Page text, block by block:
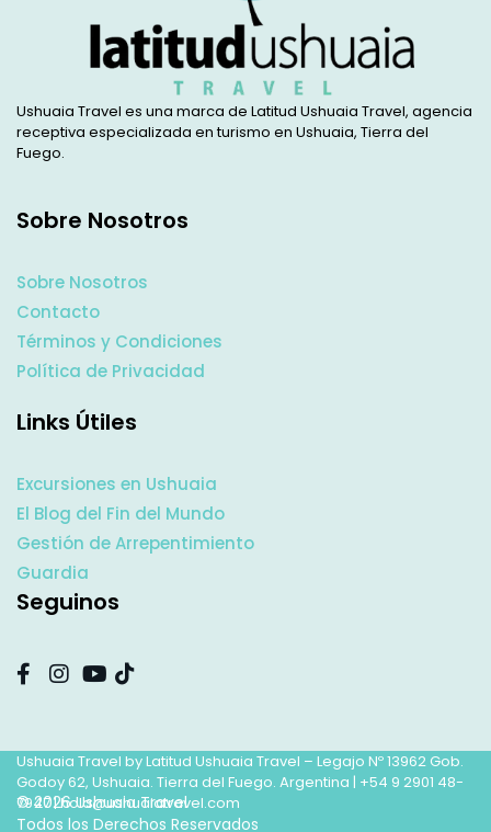
Ushuaia Travel es una marca de Latitud Ushuaia Travel, agencia
receptiva especializada en turismo en Ushuaia, Tierra del
Fuego.
Sobre Nosotros
Sobre Nosotros
Contacto
Términos y Condiciones
Política de Privacidad
Links Útiles
Excursiones en Ushuaia
El Blog del Fin del Mundo
Gestión de Arrepentimiento
Guardia
Seguinos
Ushuaia Travel by Latitud Ushuaia Travel – Legajo Nº 13962 Gob.
Godoy 62, Ushuaia. Tierra del Fuego. Argentina | +54 9 2901 48-
7947|hola@ushuaiatravel.com
© 2026 Ushuaia Travel
Todos los Derechos Reservados